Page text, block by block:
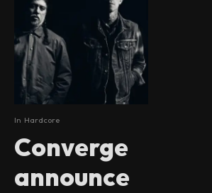
In Hardcore
Converge
announce